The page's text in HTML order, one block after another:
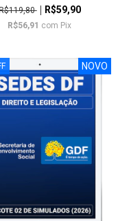
R$59,90
R$56,91 com Pix
NOVO